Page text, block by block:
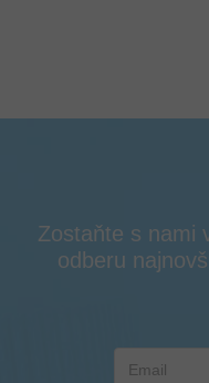
Zostaňte s nami
odberu